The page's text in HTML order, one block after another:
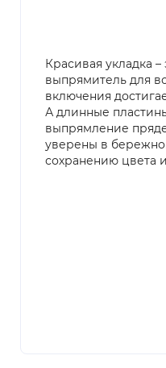
Красивая укладка
выпрямитель для
включения
А длинные
выпрямление
уверены в
сохранению цвета